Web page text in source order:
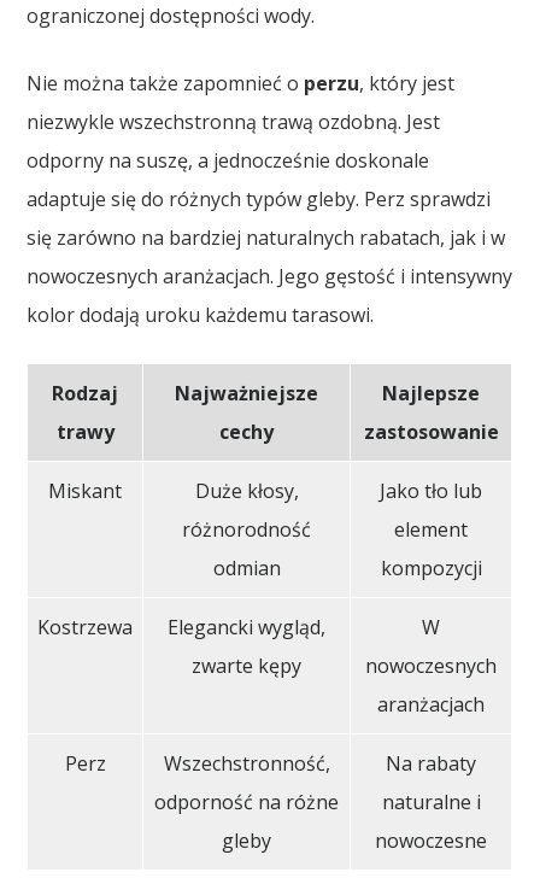
ograniczonej dostępności wody.
Nie można także zapomnieć o perzu, który jest
niezwykle wszechstronną trawą ozdobną. Jest
odporny na suszę, a jednocześnie doskonale
adaptuje się do różnych typów gleby. Perz sprawdzi
się zarówno na bardziej naturalnych rabatach, jak i w
nowoczesnych aranżacjach. Jego gęstość i intensywny
kolor dodają uroku każdemu tarasowi.
Rodzaj
trawy
Najważniejsze
cechy
Najlepsze
zastosowanie
Miskant
Duże kłosy,
różnorodność
odmian
Jako tło lub
element
kompozycji
Kostrzewa
Elegancki wygląd,
zwarte kępy
W
nowoczesnych
aranżacjach
Perz
Wszechstronność,
odporność na różne
gleby
Na rabaty
naturalne i
nowoczesne